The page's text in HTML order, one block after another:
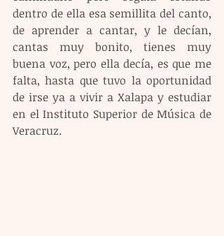
dentro de ella esa semillita del canto,
de aprender a cantar, y le decían,
cantas muy bonito, tienes muy
buena voz, pero ella decía, es que me
falta, hasta que tuvo la oportunidad
de irse ya a vivir a Xalapa y estudiar
en el Instituto Superior de Música de
Veracruz.